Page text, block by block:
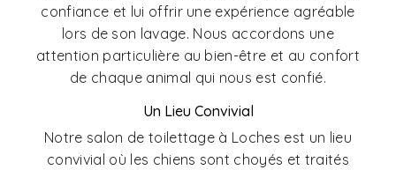
confiance et lui offrir une expérience agréable
lors de son lavage. Nous accordons une
attention particulière au bien-être et au confort
de chaque animal qui nous est confié.
Un Lieu Convivial
Notre salon de toilettage à Loches est un lieu
convivial où les chiens sont choyés et traités